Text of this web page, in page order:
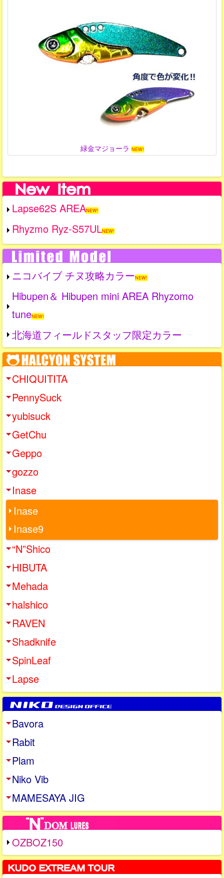
緑金マジョーラ NEW!
Lapse62S AREANEW!
Rhyzmo Ryz-S57ULNEW!
ニコバイブ チヌ攻略カラーNEW!
Hibupen＆ Hibupen mini AREA Rhyzomo
tuneNEW!
北海道フィールドスタッフ限定カラー
CHIQUITITA
PennySuck
yubisuck
GetChu
Geppo
gozzo
Inase
Inase
Inase9
“N”Shico
HIBUTA
Mehada
halshico
RAVEN
Shadknife
SpinLeaf
Lapse
Bavora
Rabit
Plam
Niko Vib
MAMESAYA JIG
OZBOZ150